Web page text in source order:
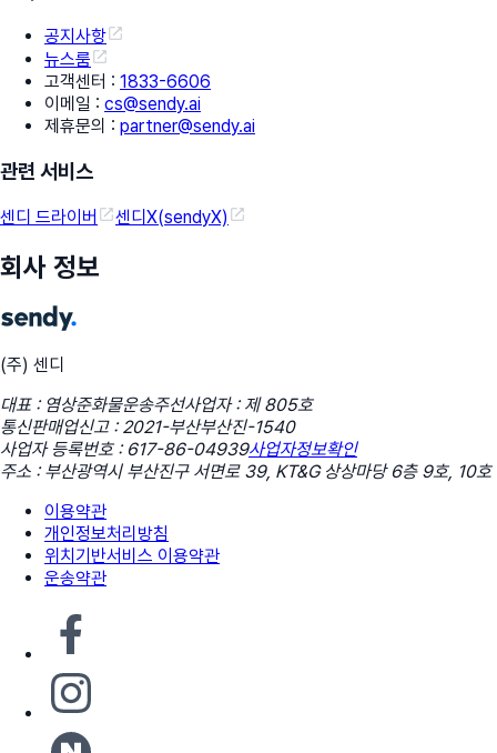
공지사항
뉴스룸
고객센터 : 1833-6606
이메일 : cs@sendy.ai
제휴문의 : partner@sendy.ai
관련 서비스
센디 드라이버 센디X(sendyX)
회사 정보
(주) 센디
대표 : 염상준화물운송주선사업자 : 제 805호
통신판매업신고 : 2021-부산부산진-1540
사업자 등록번호 : 617-86-04939사업자정보확인
주소 : 부산광역시 부산진구 서면로 39, KT&G 상상마당 6층 9호, 10호
이용약관
개인정보처리방침
위치기반서비스 이용약관
운송약관